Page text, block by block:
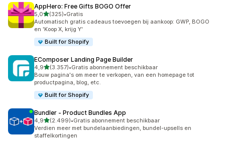
AppHero: Free Gifts BOGO Offer
5,0van 5 sterren
(325)
325 recensies in totaal
•Gratis
Automatisch gratis cadeaus toevoegen bij aankoop: GWP, BOGO
en 'Koop X, krijg Y'
Built for Shopify
EComposer Landing Page Builder
4,9van 5 sterren
(3.357)
3357 recensies in totaal
•Gratis abonnement beschikbaar
Bouw pagina's om meer te verkopen, van een homepage tot
productpagina, blog, etc.
Built for Shopify
Bundler ‑ Product Bundles App
4,9van 5 sterren
(2.499)
2499 recensies in totaal
•Gratis abonnement beschikbaar
Verdien meer met bundelaanbiedingen, bundel-upsells en
staffelkortingen